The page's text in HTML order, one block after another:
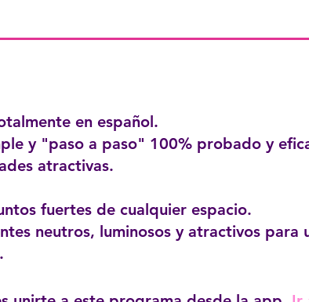
en español.
y "paso a paso" 100% probado y
atractivas.
fuertes de cualquier espacio.
neutros, luminosos y atractivos para